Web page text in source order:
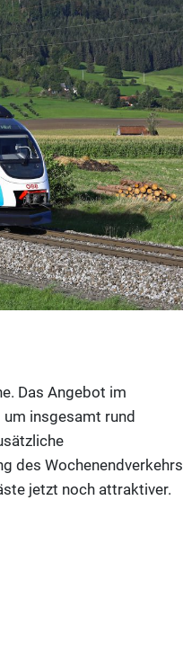
Das Angebot im
insgesamt rund
des Wochenendverkehrs
jetzt noch attraktiver.